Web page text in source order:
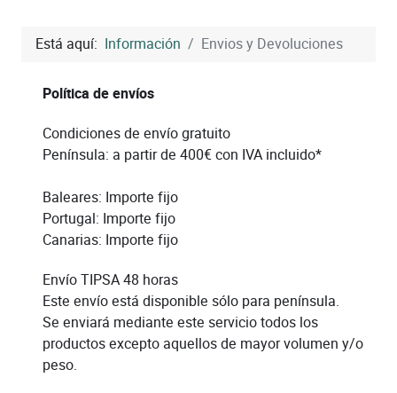
Está aquí: Información Envios y Devoluciones
Política de envíos
Condiciones de envío gratuito
Península: a partir de 400€ con IVA incluido*
Baleares: Importe fijo
Portugal: Importe fijo
Canarias: Importe fijo
Envío TIPSA 48 horas
Este envío está disponible sólo para península.
Se enviará mediante este servicio todos los
productos excepto aquellos de mayor volumen y/o
peso.